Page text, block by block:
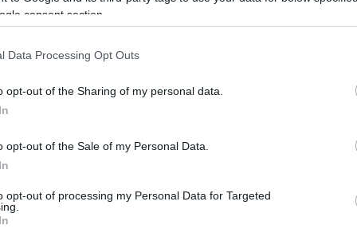
consent section.
Data Processing Opt Outs
opt-out of the Sharing of my personal data.
opt-out of the Sale of my Personal Data.
opt-out of processing my Personal Data for Targeted